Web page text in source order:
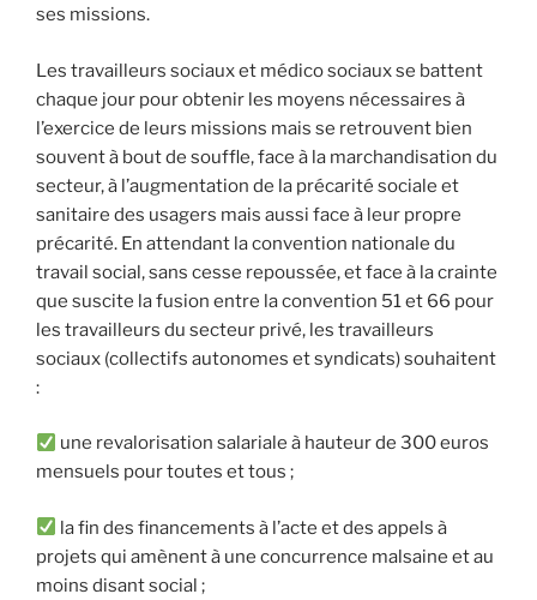
ses missions.
Les travailleurs sociaux et médico sociaux se battent
chaque jour pour obtenir les moyens nécessaires à
l’exercice de leurs missions mais se retrouvent bien
souvent à bout de souffle, face à la marchandisation du
secteur, à l’augmentation de la précarité sociale et
sanitaire des usagers mais aussi face à leur propre
précarité. En attendant la convention nationale du
travail social, sans cesse repoussée, et face à la crainte
que suscite la fusion entre la convention 51 et 66 pour
les travailleurs du secteur privé, les travailleurs
sociaux (collectifs autonomes et syndicats) souhaitent
:
une revalorisation salariale à hauteur de 300 euros
mensuels pour toutes et tous ;
la fin des financements à l’acte et des appels à
projets qui amènent à une concurrence malsaine et au
moins disant social ;